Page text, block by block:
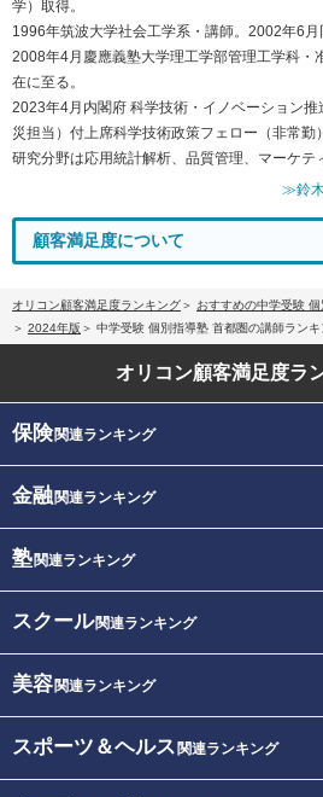
学）取得。
1996年筑波大学社会工学系・講師。2002年6月
2008年4月慶應義塾大学理工学部管理工学科・
在に至る。
2023年4月内閣府 科学技術・イノベーション
災担当）付上席科学技術政策フェロー（非常勤）
研究分野は応用統計解析、品質管理、マーケテ
≫鈴木
顧客満足度について
オリコン顧客満足度ランキング
おすすめの中学受験
2024年版
中学受験 個別指導塾 首都圏の講師ラン
オリコン顧客満足度ラ
保険関連ランキング
金融関連ランキング
塾関連ランキング
スクール関連ランキング
美容関連ランキング
スポーツ＆ヘルス 関連ランキング